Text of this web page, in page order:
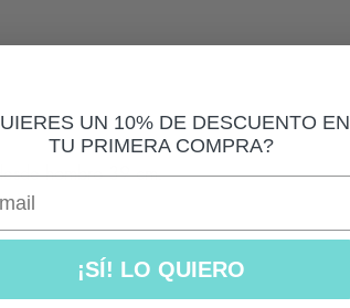
hombro 39 cm.
UN 10% DE DESCUENTO EN
TU PRIMERA COMPRA?
¡SÍ! LO QUIERO